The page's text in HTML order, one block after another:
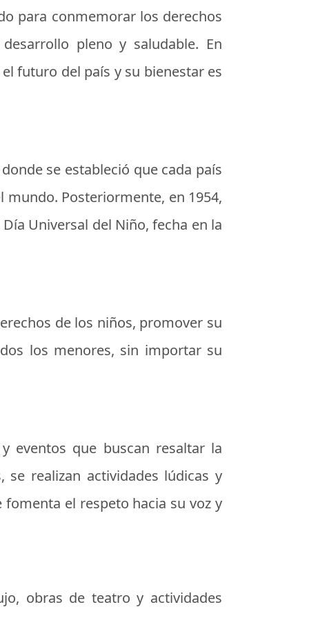
para conmemorar los derechos
pleno y saludable. En
futuro del país y su bienestar es
se estableció que cada país
Posteriormente, en 1954,
Universal del Niño, fecha en la
de los niños, promover su
los menores, sin importar su
eventos que buscan resaltar la
realizan actividades lúdicas y
el respeto hacia su voz y
obras de teatro y actividades